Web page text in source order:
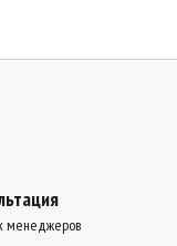
менеджеров